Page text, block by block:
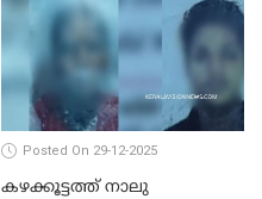
Posted On 29-12-2025
കഴക്കൂട്ടത്ത് നാലു